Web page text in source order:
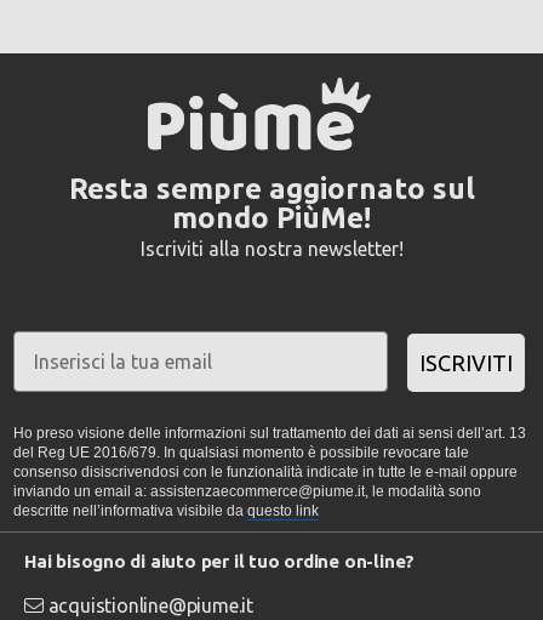
Resta sempre aggiornato sul
mondo PiùMe!
Iscriviti alla nostra newsletter!
ISCRIVITI
Ho preso visione delle informazioni sul trattamento dei dati ai sensi dell’art. 13
del Reg UE 2016/679. In qualsiasi momento è possibile revocare tale
consenso disiscrivendosi con le funzionalità indicate in tutte le e-mail oppure
inviando un email a: assistenzaecommerce@piume.it, le modalità sono
descritte nell’informativa visibile da questo link
Hai bisogno di aiuto per il tuo ordine on-line?
acquistionline@piume.it